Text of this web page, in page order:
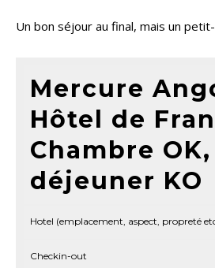
Un bon séjour au final, mais un
Mercure
Hôtel de
Chambre
déjeuner KO
Hotel (emplacement, aspect, propreté
Checkin-out